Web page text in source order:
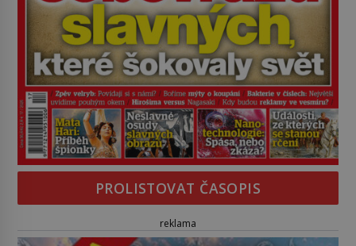
PROLISTOVAT ČASOPIS
reklama